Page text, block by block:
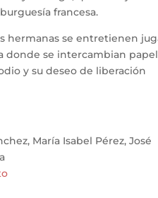
francesa.
hermanas se entretienen
donde se intercambian
y su deseo de liberación
María Isabel Pérez, José